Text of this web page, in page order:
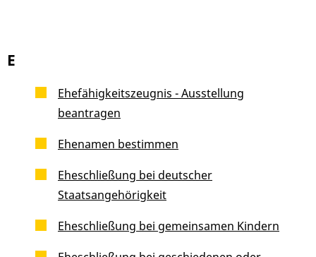
E
Ehefähigkeitszeugnis - Ausstellung
beantragen
Ehenamen bestimmen
Eheschließung bei deutscher
Staatsangehörigkeit
Eheschließung bei gemeinsamen Kindern